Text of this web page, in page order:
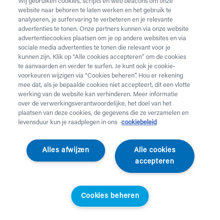
Vul onderstaand formulier in voor de huur van
zorgmateriaal.Dringende levering of levering in het
weekendnodig? Neem telefonisch contact op via 02 218
22 22.
Heb jekrukken nodig? Die kan je enkel aankopen. Wil je
huurmateriaal laten ophalen? Dat kan hier.
Opgelet!Je huurt voor minstens 1 maand en betaalt een
servicekost. Check de prijzenhier. Een gewone levering
duurt 2 werkdagen, een dringende levering krijg je de
feestdagen.
website naar behoren te laten werken en het gebruik te
analyseren, je surfervaring te verbeteren en je relevante
advertenties te tonen. Onze partners kunnen via onze website
advertentiecookies plaatsen om je op andere websites en via
sociale media advertenties te tonen die relevant voor je
kunnen zijn. Klik op “Alle cookies accepteren” om de cookies
te aanvaarden en verder te surfen. Je kunt ook je cookie-
voorkeuren wijzigen via “Cookies beheren”. Hou er rekening
mee dat, als je bepaalde cookies niet accepteert, dit een vlotte
werking van de website kan verhinderen. Meer informatie
over de verwerkingsverantwoordelijke, het doel van het
plaatsen van deze cookies, de gegevens die ze verzamelen en
levensduur kun je raadplegen in ons
cookiebeleid
Alle cookies
accepteren
Alles afwijzen
Cookies beheren